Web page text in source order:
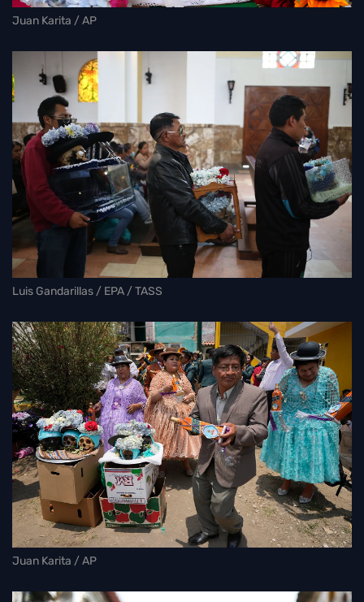
Juan Karita / AP
Luis Gandarillas / EPA / TASS
Juan Karita / AP